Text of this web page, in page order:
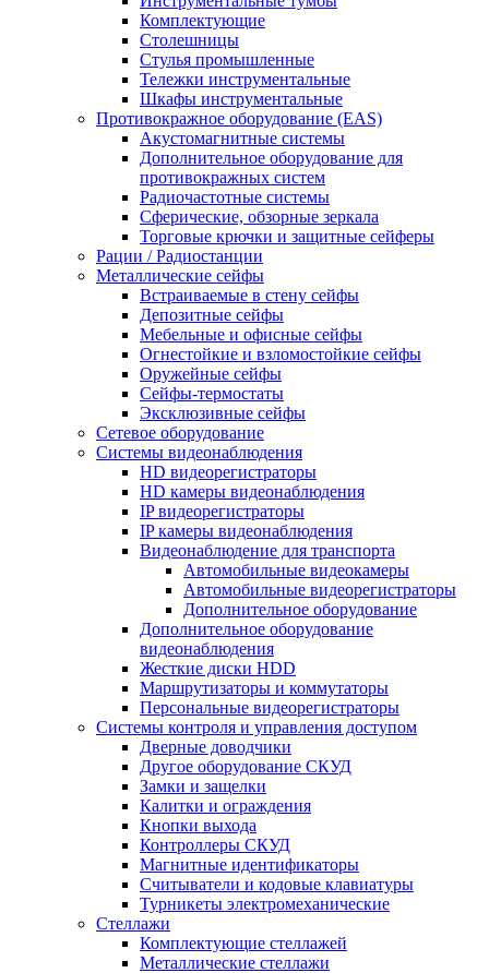
Комплектующие
Столешницы
Стулья промышленные
Тележки инструментальные
Шкафы инструментальные
Противокражное оборудование (EAS)
Акустомагнитные системы
Дополнительное оборудование для
противокражных систем
Радиочастотные системы
Сферические, обзорные зеркала
Торговые крючки и защитные сейферы
Рации / Радиостанции
Металлические сейфы
Встраиваемые в стену сейфы
Депозитные сейфы
Мебельные и офисные сейфы
Огнестойкие и взломостойкие сейфы
Оружейные сейфы
Сейфы-термостаты
Эксклюзивные сейфы
Сетевое оборудование
Системы видеонаблюдения
HD видеорегистраторы
HD камеры видеонаблюдения
IP видеорегистраторы
IP камеры видеонаблюдения
Видеонаблюдение для транспорта
Автомобильные видеокамеры
Автомобильные видеорегистраторы
Дополнительное оборудование
Дополнительное оборудование
видеонаблюдения
Жесткие диски HDD
Маршрутизаторы и коммутаторы
Персональные видеорегистраторы
Системы контроля и управления доступом
Дверные доводчики
Другое оборудование СКУД
Замки и защелки
Калитки и ограждения
Кнопки выхода
Контроллеры СКУД
Магнитные идентификаторы
Считыватели и кодовые клавиатуры
Турникеты электромеханические
Стеллажи
Комплектующие стеллажей
Металлические стеллажи